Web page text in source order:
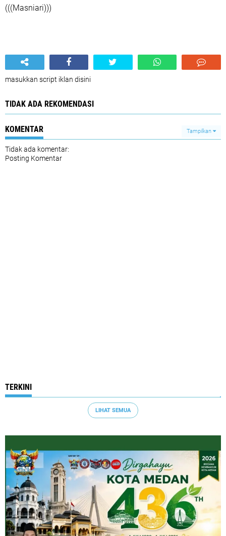
(((Masniari)))
masukkan script iklan disini
TIDAK ADA REKOMENDASI
KOMENTAR Tampilkan
Tidak ada komentar:
Posting Komentar
TERKINI
LIHAT SEMUA